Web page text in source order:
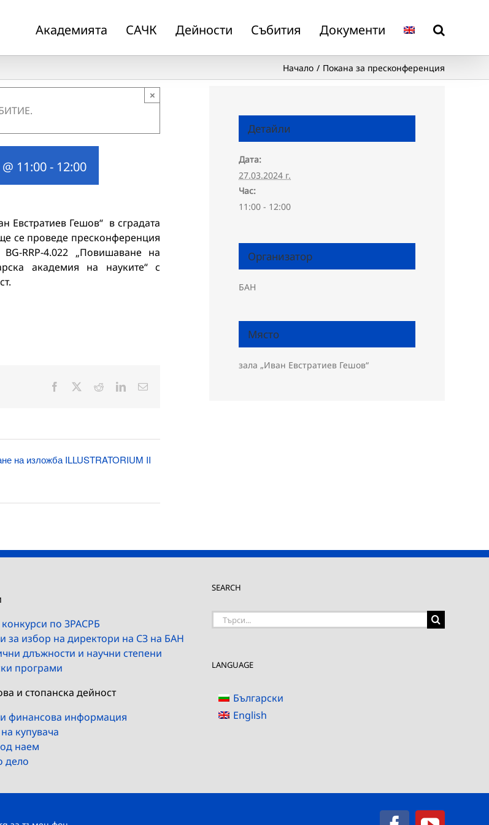
Академията САЧК Дейности Събития Документи
Начало Покана за пресконференция
×
11:00- 12:00
Евстратиев Гешов“ в сградата
се проведе пресконференция
RRP-4.022 „Повишаване на
академия на науките“ с
Facebook RedditLinkedInЕлектронна
на изложба ILLUSTRATORIUM II
Детайли
Дата:
27.03.2024 г.
Час:
11:00 - 12:00
Организатор
БАН
Място
зала „Иван Евстратиев Гешов“
по ЗРАСРБ
за избор на директори на СЗ на БАН
длъжности и научни степени
програми
и стопанска дейност
финансова информация
купувача
наем
дело
SEARCH
Търсене
LANGUAGE
Български
English